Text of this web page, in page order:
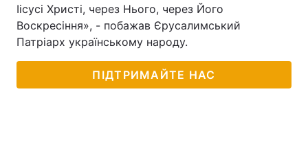
Іісусі Христі, через Нього, через Його
Воскресіння», - побажав Єрусалимський
Патріарх українському народу.
ПІДТРИМАЙТЕ НАС